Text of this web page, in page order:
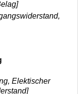
Elektischer